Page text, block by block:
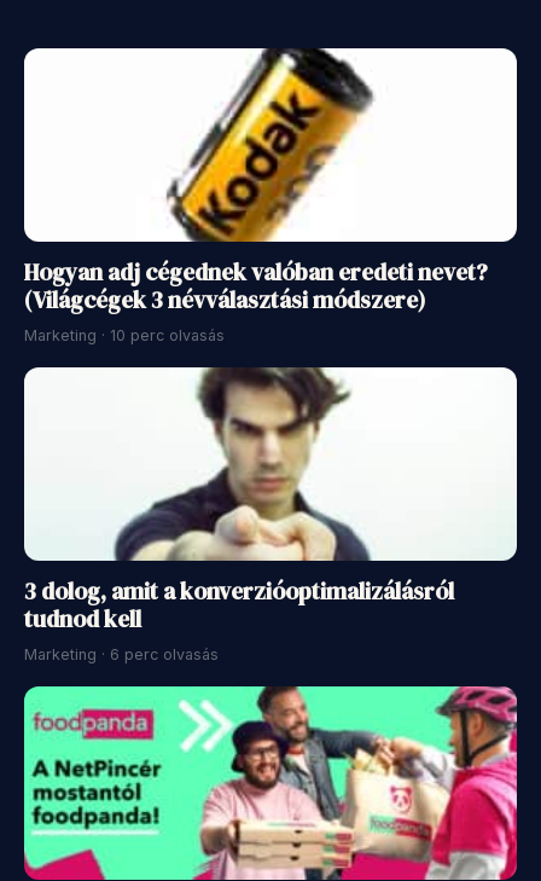
Hogyan adj cégednek valóban eredeti nevet?
(Világcégek 3 névválasztási módszere)
Marketing · 10 perc olvasás
3 dolog, amit a konverzióoptimalizálásról
tudnod kell
Marketing · 6 perc olvasás